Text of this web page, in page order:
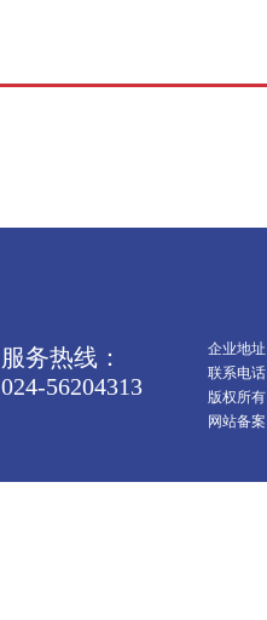
服务热线：
024-56204313
企业地
联系电话
版权所
网站备